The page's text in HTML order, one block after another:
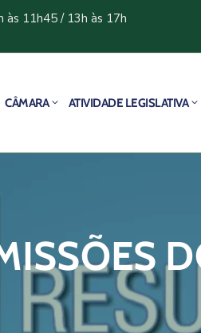
às 11h45 / 13h às 17h
CÂMARA ATIVIDADE LEGISLATIVA